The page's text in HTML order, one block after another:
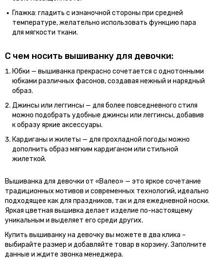
Глажка: гладить с изнаночной стороны при средней
температуре, желательно использовать функцию пара
для мягкости ткани.
С чем носить вышиванку для девочки:
Юбки — вышиванка прекрасно сочетается с однотонными
юбками различных фасонов, создавая нежный и нарядный
образ.
Джинсы или леггинсы — для более повседневного стиля
можно подобрать удобные джинсы или леггинсы, добавив
к образу яркие аксессуары.
Кардиганы и жилеты — для прохладной погоды можно
дополнить образ мягким кардиганом или стильной
жилеткой.
Вышиванка для девочки от «Валео» — это яркое сочетание
традиционных мотивов и современных технологий, идеально
подходящее как для праздников, так и для ежедневной носки.
Яркая цветная вышивка делает изделие по-настоящему
уникальным и выделяет его среди других.
Купить вышиванку на девочку вы можете в два клика –
выбирайте размер и добавляйте товар в корзину. Заполните
данные и ждите звонка менеджера.